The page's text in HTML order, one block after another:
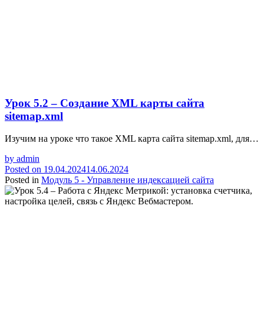
Урок 5.2 – Создание XML карты сайта
sitemap.xml
Изучим на уроке что такое XML карта сайта sitemap.xml, для…
by admin
Posted on 19.04.202414.06.2024
Posted in Модуль 5 - Управление индексацией сайта